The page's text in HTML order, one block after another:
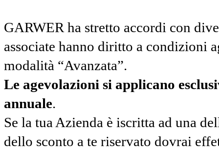
GARWER ha stretto accordi con
associate hanno diritto a condizioni
modalità “Avanzata”.
Le agevolazioni si applicano
annuale.
Se la tua Azienda è iscritta ad una
dello sconto a te riservato dovrai